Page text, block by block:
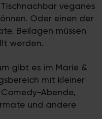
veganes
Oder einen der
Beilagen müssen
werden.
gibt es im Marie &
mit kleiner
Abende,
und andere